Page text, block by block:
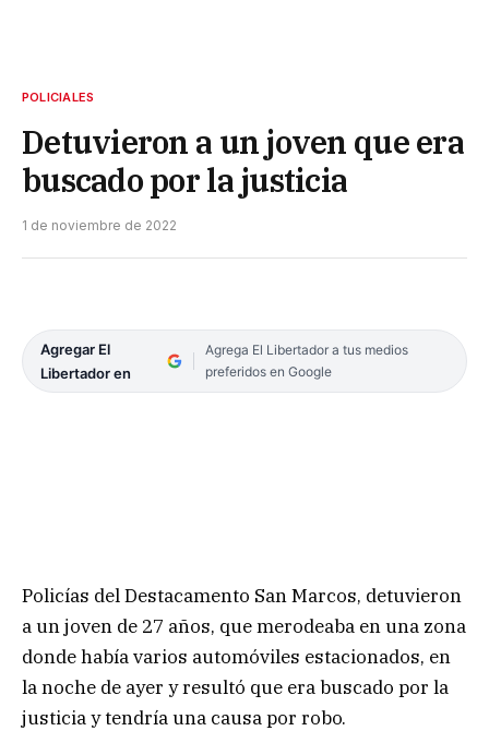
POLICIALES
Detuvieron a un joven que era
buscado por la justicia
1 de noviembre de 2022
Agregar El
Libertador en
Agrega El Libertador a tus medios
preferidos en Google
Policías del Destacamento San Marcos, detuvieron
a un joven de 27 años, que merodeaba en una zona
donde había varios automóviles estacionados, en
la noche de ayer y resultó que era buscado por la
justicia y tendría una causa por robo.